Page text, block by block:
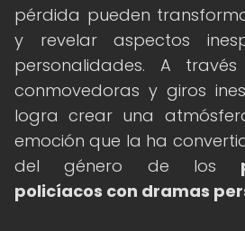
pérdida pueden
y revelar aspectos
personalidades. A
conmovedoras y giros
logra crear una
emoción que la ha
del género de los
policíacos con dramas